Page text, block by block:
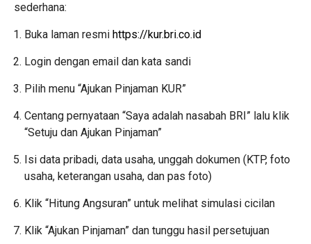
sederhana:
Buka laman resmi https://kur.bri.co.id
Login dengan email dan kata sandi
Pilih menu “Ajukan Pinjaman KUR”
Centang pernyataan “Saya adalah nasabah BRI” lalu klik
“Setuju dan Ajukan Pinjaman”
Isi data pribadi, data usaha, unggah dokumen (KTP, foto
usaha, keterangan usaha, dan pas foto)
Klik “Hitung Angsuran” untuk melihat simulasi cicilan
Klik “Ajukan Pinjaman” dan tunggu hasil persetujuan